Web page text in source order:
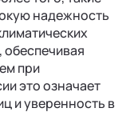
надежность
при
это означает
и уверенность в